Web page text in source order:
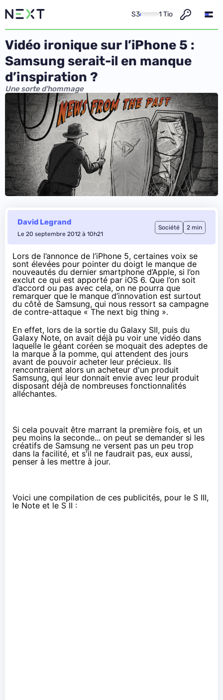
S3 1 Tio
Vidéo ironique sur l’iPhone 5 :
Samsung serait-il en manque
d’inspiration ?
Une sorte d'hommage
David Legrand
Le 20 septembre 2012 à 10h21
Société 2 min
Lors de l’annonce de l’iPhone 5, certaines voix se
sont élevées pour pointer du doigt le manque de
nouveautés du dernier smartphone d’Apple, si l’on
exclut ce qui est apporté par iOS 6. Que l’on soit
d’accord ou pas avec cela, on ne pourra que
remarquer que le manque d’innovation est surtout
du côté de Samsung, qui nous ressort sa campagne
de contre-attaque « The next big thing ».
En effet, lors de la sortie du Galaxy SII, puis du
Galaxy Note, on avait déjà pu voir une vidéo dans
laquelle le géant coréen se moquait des adeptes de
la marque à la pomme, qui attendent des jours
avant de pouvoir acheter leur précieux. Ils
rencontraient alors un acheteur d'un produit
Samsung, qui leur donnait envie avec leur produit
disposant déjà de nombreuses fonctionnalités
alléchantes.
Si cela pouvait être marrant la première fois, et un
peu moins la seconde... on peut se demander si les
créatifs de Samsung ne versent pas un peu trop
dans la facilité, et s'il ne faudrait pas, eux aussi,
penser à les mettre à jour.
Voici une compilation de ces publicités, pour le S III,
le Note et le S II :